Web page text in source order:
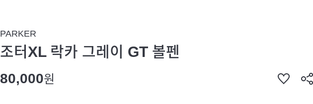
PARKER
조터XL 락카 그레이 GT 볼펜
80,000원